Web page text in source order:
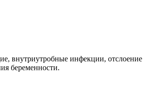
внутриутробные инфекции, отслоение
беременности.